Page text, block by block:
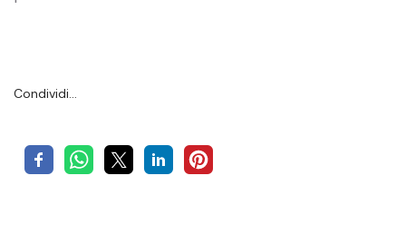
Condividi…